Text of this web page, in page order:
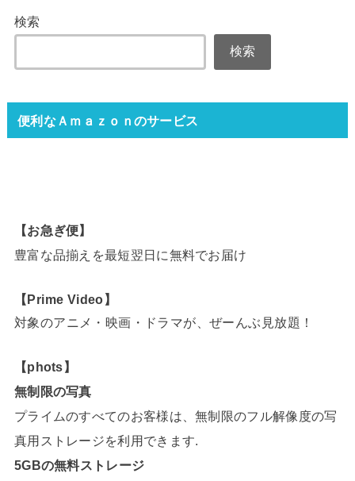
検索
検索
便利なＡｍａｚｏｎのサービス
【お急ぎ便】
豊富な品揃えを最短翌日に無料でお届け
【Prime Video】
対象のアニメ・映画・ドラマが、ぜーんぶ見放題！
【phots】
無制限の写真
プライムのすべてのお客様は、無制限のフル解像度の写
真用ストレージを利用できます.
5GBの無料ストレージ